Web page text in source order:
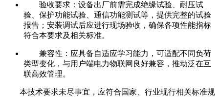
验收要求：设备出厂前需完成绝缘试验、耐压试
验、保护功能试验、通信功能测试等，提供完整的试验
报告；安装调试后应进行现场验收，确保各项性能指标
符合本要求及相关标准。
兼容性：应具备自适应学习能力，可适配不同负荷
类型变化，与用户端电力物联网良好兼容，推动泛在互
联高效管理。
本技术要求未尽事宜，应符合国家、行业现行相关标准规